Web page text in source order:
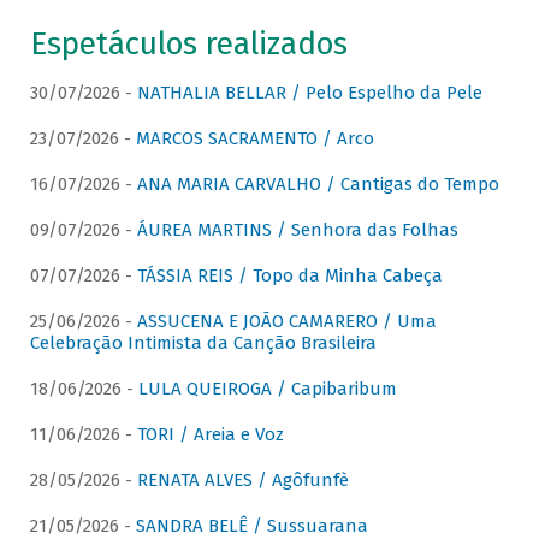
Espetáculos realizados
30/07/2026 - NATHALIA BELLAR / Pelo Espelho da Pele
23/07/2026 - MARCOS SACRAMENTO / Arco
16/07/2026 - ANA MARIA CARVALHO / Cantigas do Tempo
09/07/2026 - ÁUREA MARTINS / Senhora das Folhas
07/07/2026 - TÁSSIA REIS / Topo da Minha Cabeça
25/06/2026 - ASSUCENA E JOÃO CAMARERO / Uma
Celebração Intimista da Canção Brasileira
18/06/2026 - LULA QUEIROGA / Capibaribum
11/06/2026 - TORI / Areia e Voz
28/05/2026 - RENATA ALVES / Agôfunfè
21/05/2026 - SANDRA BELÊ / Sussuarana